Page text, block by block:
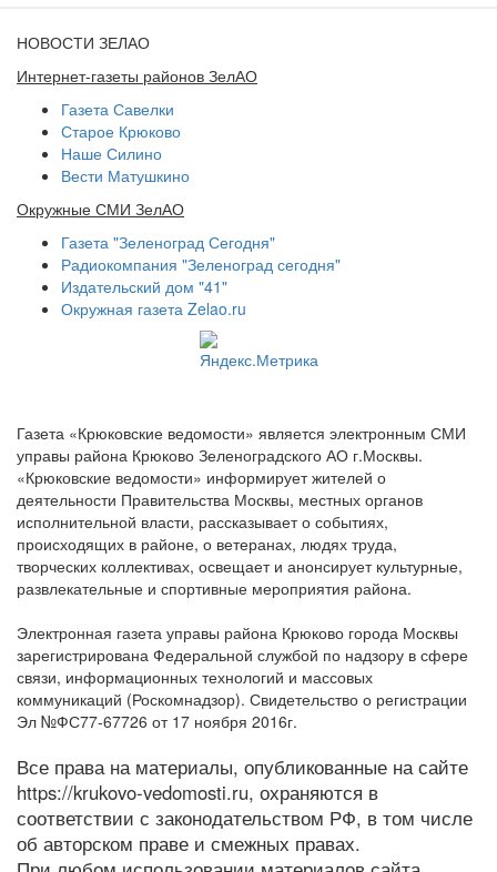
НОВОСТИ ЗЕЛАО
Интернет-газеты районов ЗелАО
Газета Савелки
Старое Крюково
Наше Силино
Вести Матушкино
Окружные СМИ ЗелАО
Газета "Зеленоград Сегодня"
Радиокомпания "Зеленоград сегодня"
Издательский дом "41"
Окружная газета Zelao.ru
Газета «Крюковские ведомости» является электронным СМИ
управы района Крюково Зеленоградского АО г.Москвы.
«Крюковские ведомости» информирует жителей о
деятельности Правительства Москвы, местных органов
исполнительной власти, рассказывает о событиях,
происходящих в районе, о ветеранах, людях труда,
творческих коллективах, освещает и анонсирует культурные,
развлекательные и спортивные мероприятия района.
Электронная газета управы района Крюково города Москвы
зарегистрирована Федеральной службой по надзору в сфере
связи, информационных технологий и массовых
коммуникаций (Роскомнадзор). Свидетельство о регистрации
Эл №ФС77-67726 от 17 ноября 2016г.
Все права на материалы, опубликованные на сайте
https://krukovo-vedomosti.ru, охраняются в
соответствии с законодательством РФ, в том числе
об авторском праве и смежных правах.